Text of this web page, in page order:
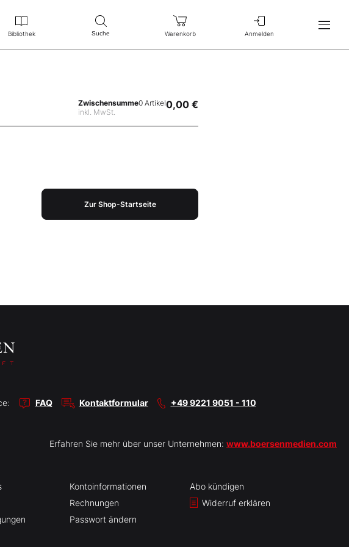
Bibliothek Suche Warenkorb Anmelden
Zwischensumme
inkl. MwSt.
0 Artikel0,00 €
Zur Shop-Startseite
FAQ Kontaktformular +49 9221 9051 - 110
Erfahren Sie mehr über unser Unternehmen: www.boersenmedien.com
Kontoinformationen
Rechnungen
Passwort ändern
Abo kündigen
Widerruf erklären